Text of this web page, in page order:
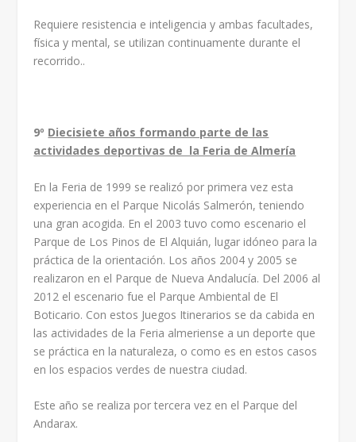
Requiere resistencia e inteligencia y ambas facultades,
física y mental, se utilizan continuamente durante el
recorrido..
9º Diecisiete años formando parte de las
actividades deportivas de la Feria de Almería
En la Feria de 1999 se realizó por primera vez esta
experiencia en el Parque Nicolás Salmerón, teniendo
una gran acogida. En el 2003 tuvo como escenario el
Parque de Los Pinos de El Alquián, lugar idóneo para la
práctica de la orientación. Los años 2004 y 2005 se
realizaron en el Parque de Nueva Andalucía. Del 2006 al
2012 el escenario fue el Parque Ambiental de El
Boticario. Con estos Juegos Itinerarios se da cabida en
las actividades de la Feria almeriense a un deporte que
se práctica en la naturaleza, o como es en estos casos
en los espacios verdes de nuestra ciudad.
Este año se realiza por tercera vez en el Parque del
Andarax.